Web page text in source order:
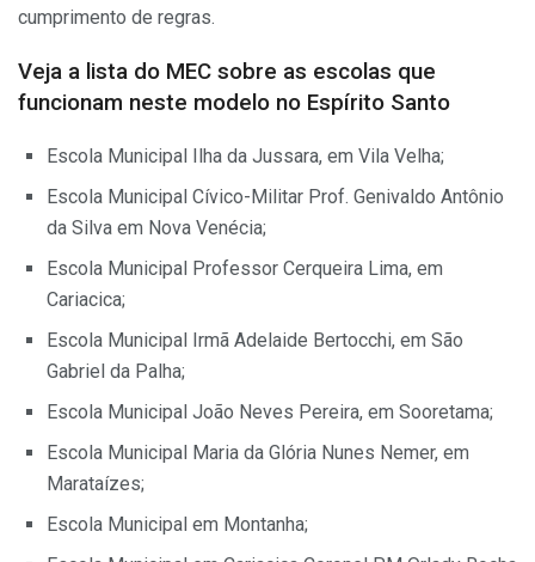
cumprimento de regras.
Veja a lista do MEC sobre as escolas que
funcionam neste modelo no Espírito Santo
Escola Municipal Ilha da Jussara, em Vila Velha;
Escola Municipal Cívico-Militar Prof. Genivaldo Antônio
da Silva em Nova Venécia;
Escola Municipal Professor Cerqueira Lima, em
Cariacica;
Escola Municipal Irmã Adelaide Bertocchi, em São
Gabriel da Palha;
Escola Municipal João Neves Pereira, em Sooretama;
Escola Municipal Maria da Glória Nunes Nemer, em
Marataízes;
Escola Municipal em Montanha;